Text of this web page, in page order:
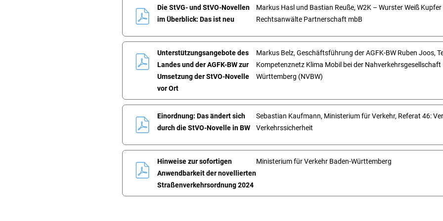
Die StVG- und StVO-Novellen
im Überblick: Das ist neu
Markus Hasl und Bastian Reuße, W2K – Wurster Weiß Kupfer
Rechtsanwälte Partnerschaft mbB
Unterstützungsangebote des
Landes und der AGFK-BW zur
Umsetzung der StVO-Novelle
vor Ort
Markus Belz, Geschäftsführung der AGFK-BW Ruben Joos,
Kompetenznetz Klima Mobil bei der Nahverkehrsgesellschaft
Württemberg (NVBW)
Einordnung: Das ändert sich
durch die StVO-Novelle in BW
Sebastian Kaufmann, Ministerium für Verkehr, Referat 46:
Verkehrssicherheit
Hinweise zur sofortigen
Anwendbarkeit der novellierten
Straßenverkehrsordnung 2024
Ministerium für Verkehr Baden-Württemberg